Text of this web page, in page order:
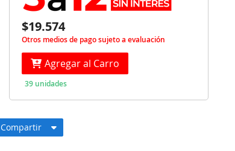
$19.574
Otros medios de pago sujeto a evaluación
Agregar al Carro
39 unidades
Compartir